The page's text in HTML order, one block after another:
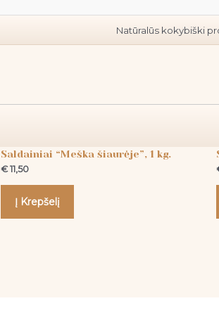
Natūralūs kokybiški
Saldainiai “Meška šiaurėje”, 1 kg.
€11,50
Į Krepšelį